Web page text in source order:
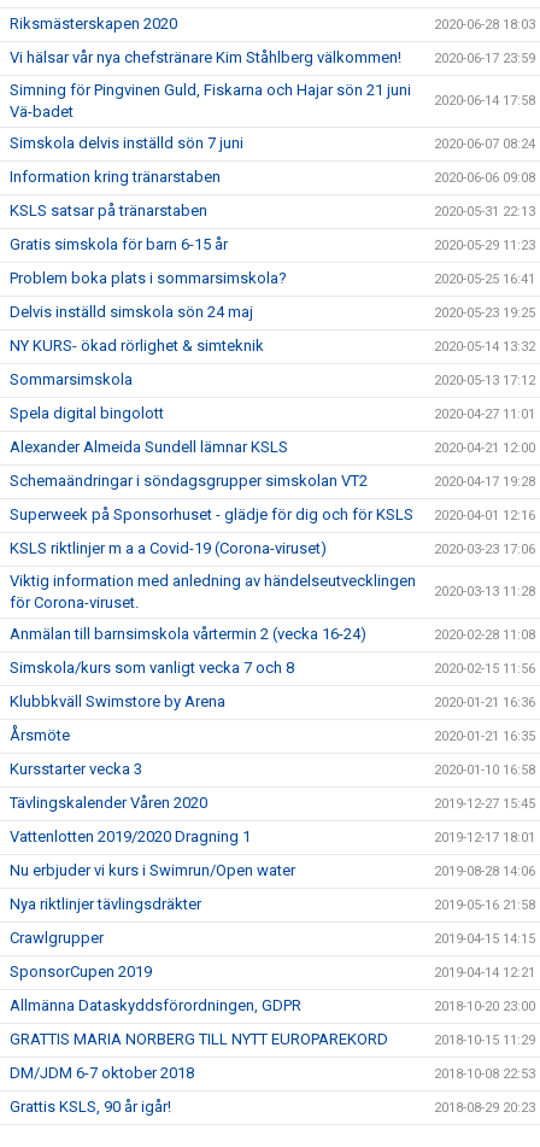
Riksmästerskapen 2020 2020-06-28 18:03
Vi hälsar vår nya chefstränare Kim Ståhlberg välkommen! 2020-06-17 23:59
Simning för Pingvinen Guld, Fiskarna och Hajar sön 21 juni
Vä-badet
2020-06-14 17:58
Simskola delvis inställd sön 7 juni 2020-06-07 08:24
Information kring tränarstaben 2020-06-06 09:08
KSLS satsar på tränarstaben 2020-05-31 22:13
Gratis simskola för barn 6-15 år 2020-05-29 11:23
Problem boka plats i sommarsimskola? 2020-05-25 16:41
Delvis inställd simskola sön 24 maj 2020-05-23 19:25
NY KURS- ökad rörlighet & simteknik 2020-05-14 13:32
Sommarsimskola 2020-05-13 17:12
Spela digital bingolott 2020-04-27 11:01
Alexander Almeida Sundell lämnar KSLS 2020-04-21 12:00
Schemaändringar i söndagsgrupper simskolan VT2 2020-04-17 19:28
Superweek på Sponsorhuset - glädje för dig och för KSLS 2020-04-01 12:16
KSLS riktlinjer m a a Covid-19 (Corona-viruset) 2020-03-23 17:06
Viktig information med anledning av händelseutvecklingen
för Corona-viruset.
2020-03-13 11:28
Anmälan till barnsimskola vårtermin 2 (vecka 16-24) 2020-02-28 11:08
Simskola/kurs som vanligt vecka 7 och 8 2020-02-15 11:56
Klubbkväll Swimstore by Arena 2020-01-21 16:36
Årsmöte 2020-01-21 16:35
Kursstarter vecka 3 2020-01-10 16:58
Tävlingskalender Våren 2020 2019-12-27 15:45
Vattenlotten 2019/2020 Dragning 1 2019-12-17 18:01
Nu erbjuder vi kurs i Swimrun/Open water 2019-08-28 14:06
Nya riktlinjer tävlingsdräkter 2019-05-16 21:58
Crawlgrupper 2019-04-15 14:15
SponsorCupen 2019 2019-04-14 12:21
Allmänna Dataskyddsförordningen, GDPR 2018-10-20 23:00
GRATTIS MARIA NORBERG TILL NYTT EUROPAREKORD 2018-10-15 11:29
DM/JDM 6-7 oktober 2018 2018-10-08 22:53
Grattis KSLS, 90 år igår! 2018-08-29 20:23